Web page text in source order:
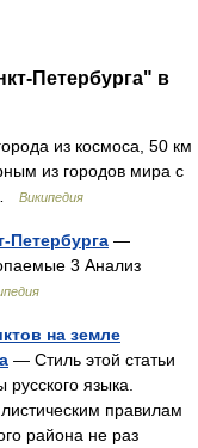
Петербурга" в
из космоса, 50 км
из городов мира с
Википедия
Петербурга —
3 Анализ
на земле
— Стиль этой статьи
языка.
правилам
района не раз